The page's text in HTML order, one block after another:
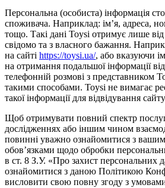
Персональна (особиста) інформація
споживача. Наприклад: ім’я, адреса,
тощо. Такі дані Toysi отримує лише від
свідомо та з власного бажання.
на сайті https://toysi.ua/, або вказуючи
на отримання подальшої інформації
телефонній розмові з представником
такими способами. Toysi не вимагає
такої інформації для відвідування
Щоб отримувати повний спектр
дослідженнях або іншим чином
повинні уважно ознайомитися з
обов’язками щодо обробки
в ст. 8 З.У. «Про захист персональних
ознайомитися з даною Політикою
висловити свою повну згоду з